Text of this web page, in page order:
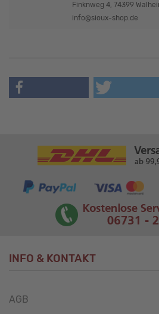
Finknweg 4, 74399
info@sioux-shop.de
INFO & KONTAKT
AGB